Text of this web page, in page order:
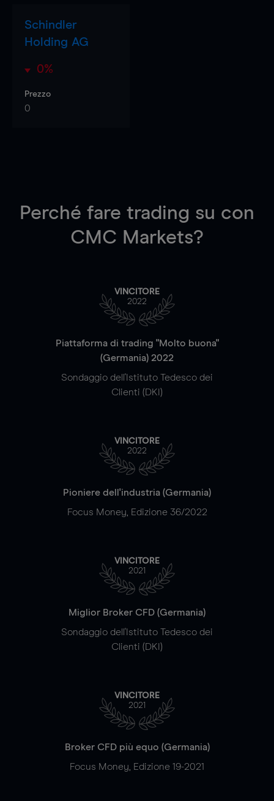
Schindler
Holding AG
0%
Prezzo
0
Perché fare trading su con
CMC Markets?
VINCITORE
2022
Piattaforma di trading "Molto buona"
(Germania) 2022
Sondaggio dell'Istituto Tedesco dei
Clienti (DKI)
VINCITORE
2022
Pioniere dell'industria (Germania)
Focus Money, Edizione 36/2022
VINCITORE
2021
Miglior Broker CFD (Germania)
Sondaggio dell'Istituto Tedesco dei
Clienti (DKI)
VINCITORE
2021
Broker CFD più equo (Germania)
Focus Money, Edizione 19-2021